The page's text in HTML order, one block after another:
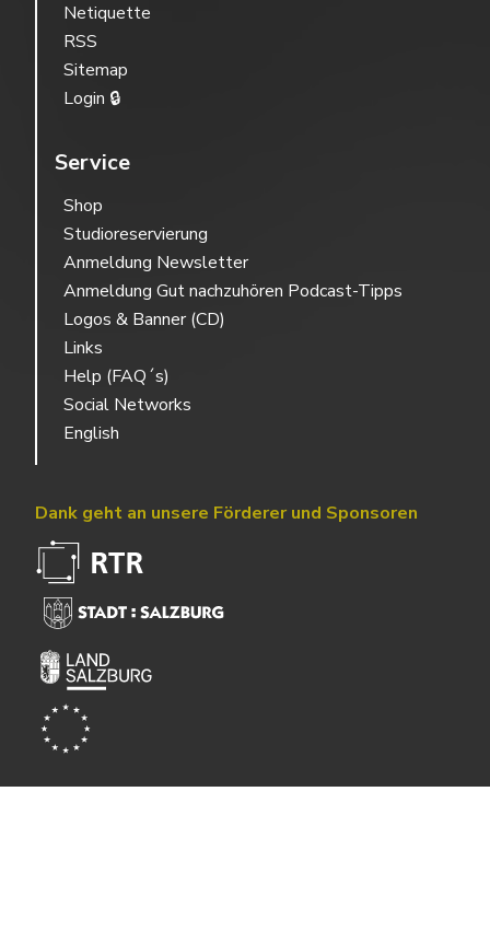
Netiquette
RSS
Sitemap
Login 🔒
Service
Shop
Studioreservierung
Anmeldung Newsletter
Anmeldung Gut nachzuhören Podcast-Tipps
Logos & Banner (CD)
Links
Help (FAQ´s)
Social Networks
English
Dank geht an unsere Förderer und Sponsoren